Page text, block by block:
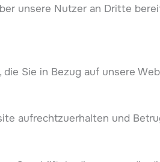
unsere Nutzer an Dritte
Sie in Bezug auf unsere
aufrechtzuerhalten und